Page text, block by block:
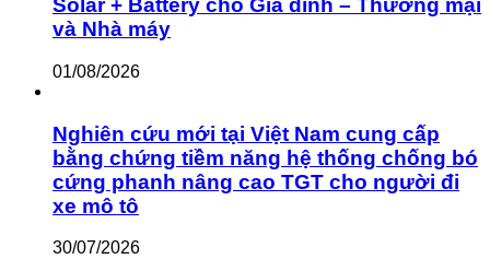
Solar + Battery cho Gia đình – Thương mại
và Nhà máy
01/08/2026
Nghiên cứu mới tại Việt Nam cung cấp
bằng chứng tiềm năng hệ thống chống bó
cứng phanh nâng cao TGT cho người đi
xe mô tô
30/07/2026